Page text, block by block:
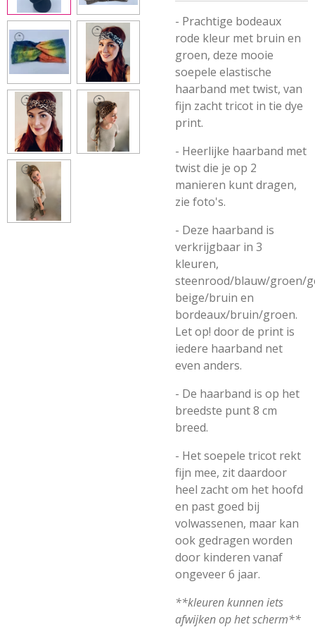
- Prachtige bodeaux
rode kleur met bruin en
groen, deze mooie
soepele elastische
haarband met twist, van
fijn zacht tricot in tie dye
print.
- Heerlijke haarband met
twist die je op 2
manieren kunt dragen,
zie foto's.
- Deze haarband is
verkrijgbaar in 3
kleuren,
steenrood/blauw/groen/
beige/bruin en
bordeaux/bruin/groen.
Let op! door de print is
iedere haarband net
even anders.
- De haarband is op het
breedste punt 8 cm
breed.
- Het soepele tricot rekt
fijn mee, zit daardoor
heel zacht om het hoofd
en past goed bij
volwassenen, maar kan
ook gedragen worden
door kinderen vanaf
ongeveer 6 jaar.
**kleuren kunnen iets
afwijken op het scherm**